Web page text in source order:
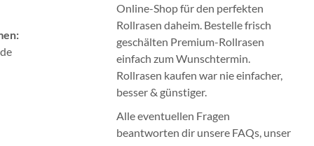
Online-Shop für den perfekten
Rollrasen daheim. Bestelle frisch
geschälten Premium-Rollrasen
einfach zum Wunschtermin.
Rollrasen kaufen war nie einfacher,
besser & günstiger.
Alle eventuellen Fragen
beantworten dir unsere FAQs, unser